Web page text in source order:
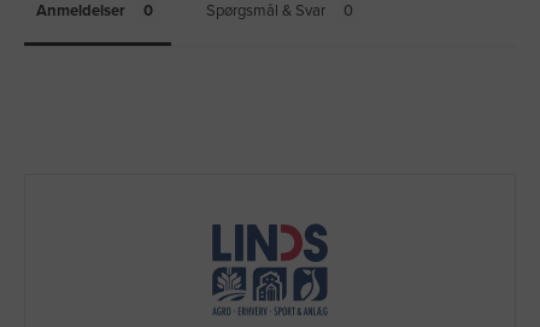
Anmeldelser Spørgsmål & Svar